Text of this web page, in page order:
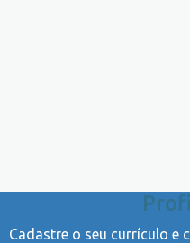
Cadastre o seu currículo e